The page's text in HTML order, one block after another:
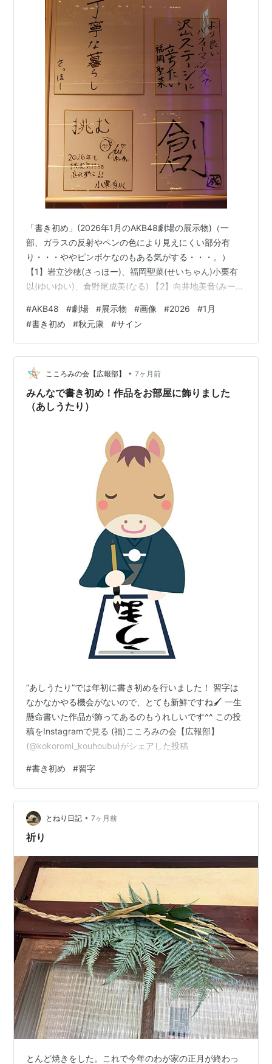
「書き初め」(2026年1月のAKB48劇場の展示物)（一
部、ガラスの反射やペンの色により見えにくい部分有
り・・・ややピンボケなのもある気がする・・・。）
【1】岩立沙穂(さっほー)、福岡聖菜(せいちゃん)小栗有
以(ゆいゆい)、倉野尾成美(なる) 【2】向井地美音(みーお
ちゃん) 【3】徳永羚海(れみたん)、永野芹佳(せりちゃん)
橋本陽菜(はるpyon)、千葉恵里(えりい) 【4】鈴木くるみ
(くるるん)、田口愛佳(まなか)長友彩海(あやみん)、武藤
小麟(おりん) 【5】山内瑞葵(ずっきー)、大盛真歩(まほぴ
ょん)太田有紀(ゆきたん)、佐藤…
#AKB48 #劇場 #展示物 #画像 #2026 #1月
#書き初め #秋元康 #サイン
こころみの会【広報部】 • 7ヶ月前
みんなで書き初め！作品をお部屋に飾りました
（あしうたり）
”あしうたり”では年初に書き初めを行いました！ 習字は
なかなかやる機会がないので、とても新鮮ですね🖌 一生
懸命書いた作品が飾ってあるのもうれしいです^^ この投
稿をInstagramで見る (福)こころみの会【広報部】
(@kokoromi_kouhoubu)がシェアした投稿
#書き初め #習字
とねり日記 • 7ヶ月前
祈り
とんど焼きをした。これで今年のわが家の正月が終わっ